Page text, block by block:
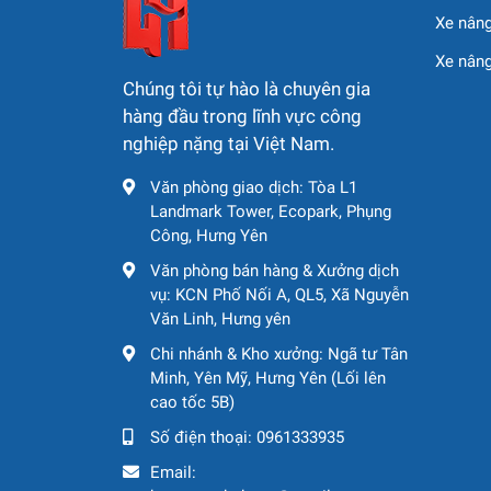
Chúng tôi tự hào là chuyên gia
hàng đầu trong lĩnh vực công
nghiệp nặng tại Việt Nam.
Văn phòng giao dịch: Tòa L1
Landmark Tower, Ecopark, Phụng
Công, Hưng Yên
Văn phòng bán hàng & Xưởng dịch
vụ: KCN Phố Nối A, QL5, Xã Nguyễn
Văn Linh, Hưng yên
Chi nhánh & Kho xưởng: Ngã tư Tân
Minh, Yên Mỹ, Hưng Yên (Lối lên
cao tốc 5B)
Số điện thoại: 0961333935
Email:
Xe
Xe